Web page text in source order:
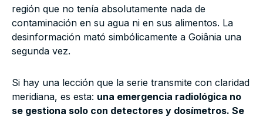
región que no tenía absolutamente nada de
contaminación en su agua ni en sus alimentos. La
desinformación mató simbólicamente a Goiânia una
segunda vez.
Si hay una lección que la serie transmite con claridad
meridiana, es esta: una emergencia radiológica no
se gestiona solo con detectores y dosímetros. Se